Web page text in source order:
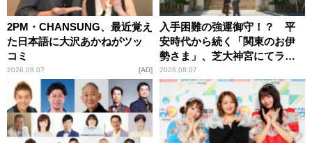
2PM・CHANSUNG、最近覚え
た日本語に大沢あかねがツッ
コミ
2026.08.07 AD
入手困難の強運御守！？ 平
安時代から続く「関東のお伊
勢さま」、芝大神宮にてラン
パンプスが合格祈願！
2026.08.07